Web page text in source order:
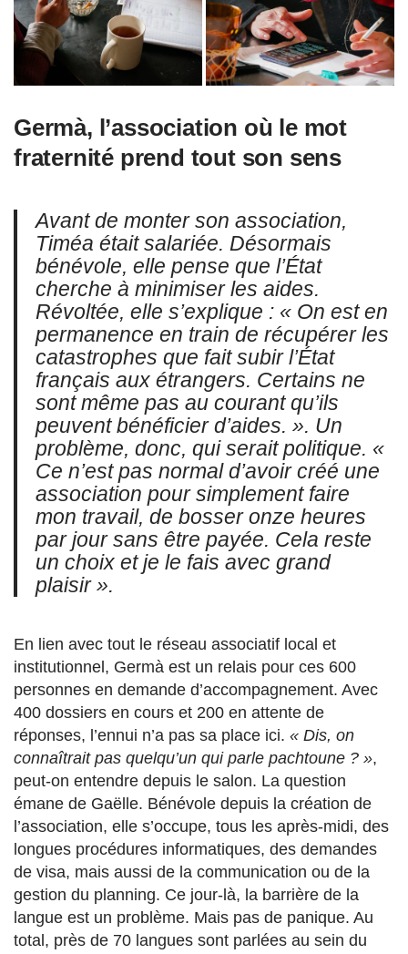
Germà, l’association où le mot
fraternité prend tout son sens
Avant de monter son association,
Timéa était salariée. Désormais
bénévole, elle pense que l’État
cherche à minimiser les aides.
Révoltée, elle s’explique : « On est en
permanence en train de récupérer les
catastrophes que fait subir l’État
français aux étrangers. Certains ne
sont même pas au courant qu’ils
peuvent bénéficier d’aides. ». Un
problème, donc, qui serait politique. «
Ce n’est pas normal d’avoir créé une
association pour simplement faire
mon travail, de bosser onze heures
par jour sans être payée. Cela reste
un choix et je le fais avec grand
plaisir ».
En lien avec tout le réseau associatif local et
institutionnel, Germà est un relais pour ces 600
personnes en demande d’accompagnement. Avec
400 dossiers en cours et 200 en attente de
réponses, l’ennui n’a pas sa place ici. « Dis, on
connaîtrait pas quelqu’un qui parle pachtoune ? »,
peut-on entendre depuis le salon. La question
émane de Gaëlle. Bénévole depuis la création de
l’association, elle s’occupe, tous les après-midi, des
longues procédures informatiques, des demandes
de visa, mais aussi de la communication ou de la
gestion du planning. Ce jour-là, la barrière de la
langue est un problème. Mais pas de panique. Au
total, près de 70 langues sont parlées au sein du